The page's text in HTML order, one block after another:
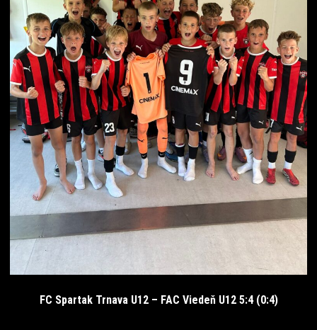
FC Spartak Trnava U12 – FAC Viedeň U12 5:4 (0:4)